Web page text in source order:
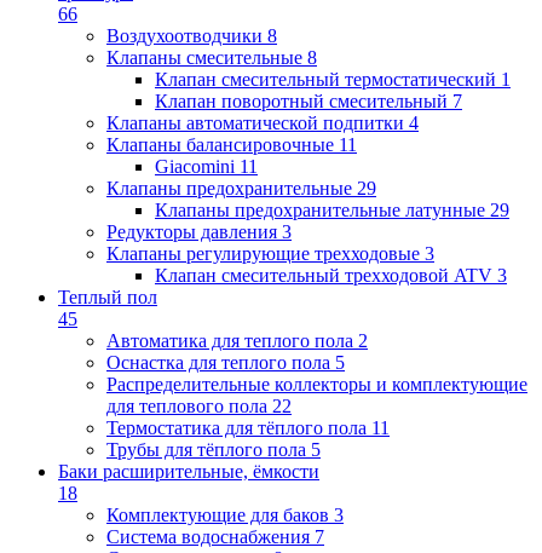
66
Воздухоотводчики 8
Клапаны cмесительные 8
Клапан cмесительный термостатический 1
Клапан поворотный cмесительный 7
Клапаны автоматической подпитки 4
Клапаны балансировочные 11
Giacomini 11
Клапаны предохранительные 29
Клапаны предохранительные латунные 29
Редукторы давления 3
Клапаны регулирующие трехходовые 3
Клапан смесительный трехходовой ATV 3
Теплый пол
45
Автоматика для теплого пола 2
Оснастка для теплого пола 5
Распределительные коллекторы и комплектующие
для теплового пола 22
Термостатика для тёплого пола 11
Трубы для тёплого пола 5
Баки расширительные, ёмкости
18
Комплектующие для баков 3
Система водоснабжения 7